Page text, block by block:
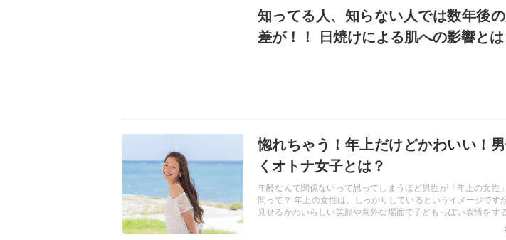
知ってる人、知らない人では数年後
差が！！ 日焼けによる肌への影響とは
惚れちゃう！年上だけどかわいい！
くオトナ女子とは？
年齢なんて関係ないって思ってしまうほど男性が「年上の女性
間って？ 年上の女性は、しっかりしているというイメージです
見せるかわいらしい笑顔や意外な場面で子どもっぽい表情をす
ちゃかわいい！」という声が…。 <おすすめ過去記事ピックアッ